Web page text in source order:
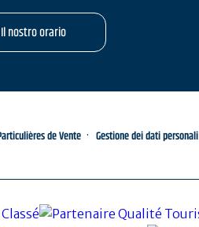
Il nostro orario
de Vente Gestione dei dati personali